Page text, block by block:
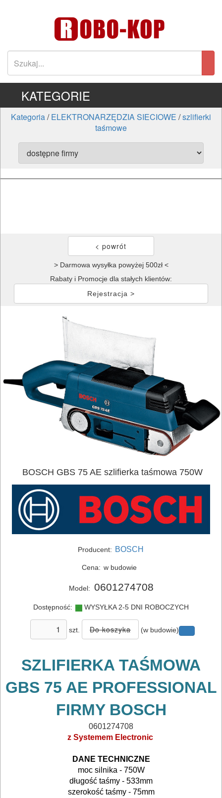
ELEKTRONARZĘDZIA
SIECIOWE
udarowe
lamelownice
mieszadła
młotowiertarki
udarowe
KATEGORIE
Kategoria/ELEKTRONARZĘDZIA SIECIOWE /szlifierki
taśmowe
> Darmowa wysyłka powyżej 500zł <
Rabaty i Promocje dla stałych klientów:
Rejestracja >
BOSCH GBS 75 AE szlifierka taśmowa 750W
Producent: BOSCH
Cena: w budowie
Model: 0601274708
Dostępność: WYSYŁKA 2-5 DNI ROBOCZYCH
szt. (w budowie)
SZLIFIERKA TAŚMOWA
GBS 75 AE PROFESSIONAL
FIRMY BOSCH
0601274708
z Systemem Electronic
DANE TECHNICZNE
moc silnika - 750W
długość taśmy - 533mm
szerokość taśmy - 75mm